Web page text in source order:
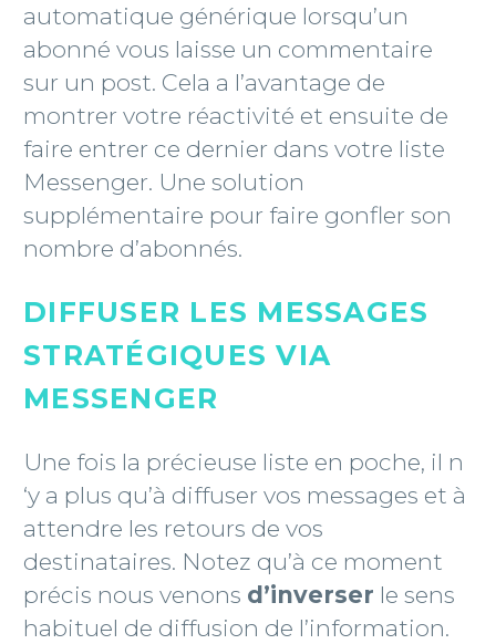
automatique générique lorsqu’un
abonné vous laisse un commentaire
sur un post. Cela a l’avantage de
montrer votre réactivité et ensuite de
faire entrer ce dernier dans votre liste
Messenger. Une solution
supplémentaire pour faire gonfler son
nombre d’abonnés.
DIFFUSER LES MESSAGES
STRATÉGIQUES VIA
MESSENGER
Une fois la précieuse liste en poche, il n
‘y a plus qu’à diffuser vos messages et à
attendre les retours de vos
destinataires. Notez qu’à ce moment
précis nous venons d’inverser le sens
habituel de diffusion de l’information.